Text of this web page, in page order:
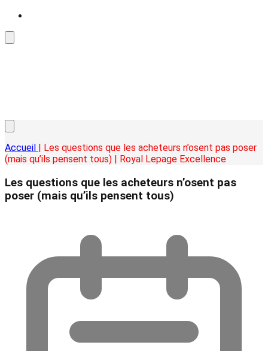
Accueil | Les questions que les acheteurs n’osent pas poser
(mais qu’ils pensent tous) | Royal Lepage Excellence
Les questions que les acheteurs n’osent pas
poser (mais qu’ils pensent tous)